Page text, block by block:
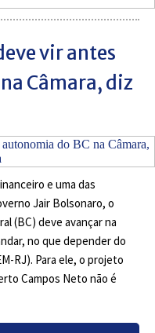
vir antes
Câmara, diz
e uma das
Jair Bolsonaro, o
(BC) deve avançar na
no que depender do
RJ). Para ele, o projeto
Campos Neto não é